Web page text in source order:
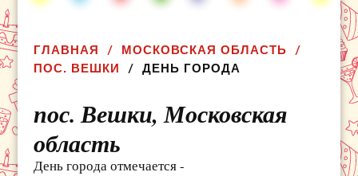
ГЛАВНАЯ
МОСКОВСКАЯ ОБЛАСТЬ
ПОС. ВЕШКИ
ДЕНЬ ГОРОДА
пос. Вешки,Московская
область
День города отмечается -